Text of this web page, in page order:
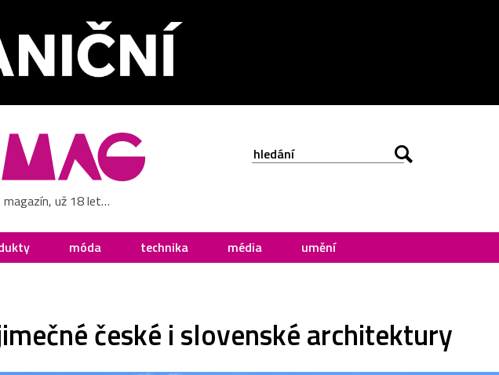
magazín, už 18 let…
móda technika média umění
české i slovenské architektury